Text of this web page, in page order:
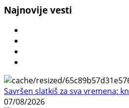
Najnovije vesti
Savršen slatkiš za sva vremena:
07/08/2026